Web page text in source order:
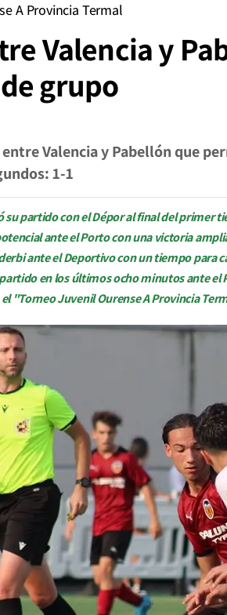
A Provincia Termal
Valencia y
grupo
Valencia y Pabellón que
1-1
su partido con el Dépor al final del primer
ante el Porto con una victoria
ante el Deportivo con un tiempo para
en los últimos ocho minutos ante el
"Torneo Juvenil Ourense A Provincia